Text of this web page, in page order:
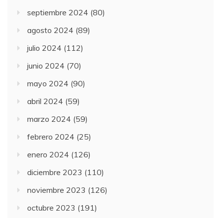
septiembre 2024 (80)
agosto 2024 (89)
julio 2024 (112)
junio 2024 (70)
mayo 2024 (90)
abril 2024 (59)
marzo 2024 (59)
febrero 2024 (25)
enero 2024 (126)
diciembre 2023 (110)
noviembre 2023 (126)
octubre 2023 (191)